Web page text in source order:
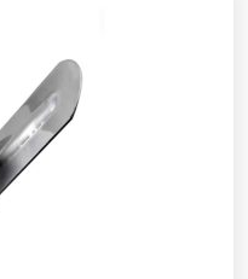
da circunferência dos
qualidade. Local de
tipo C A tira de
tipo C devem ser
[…]